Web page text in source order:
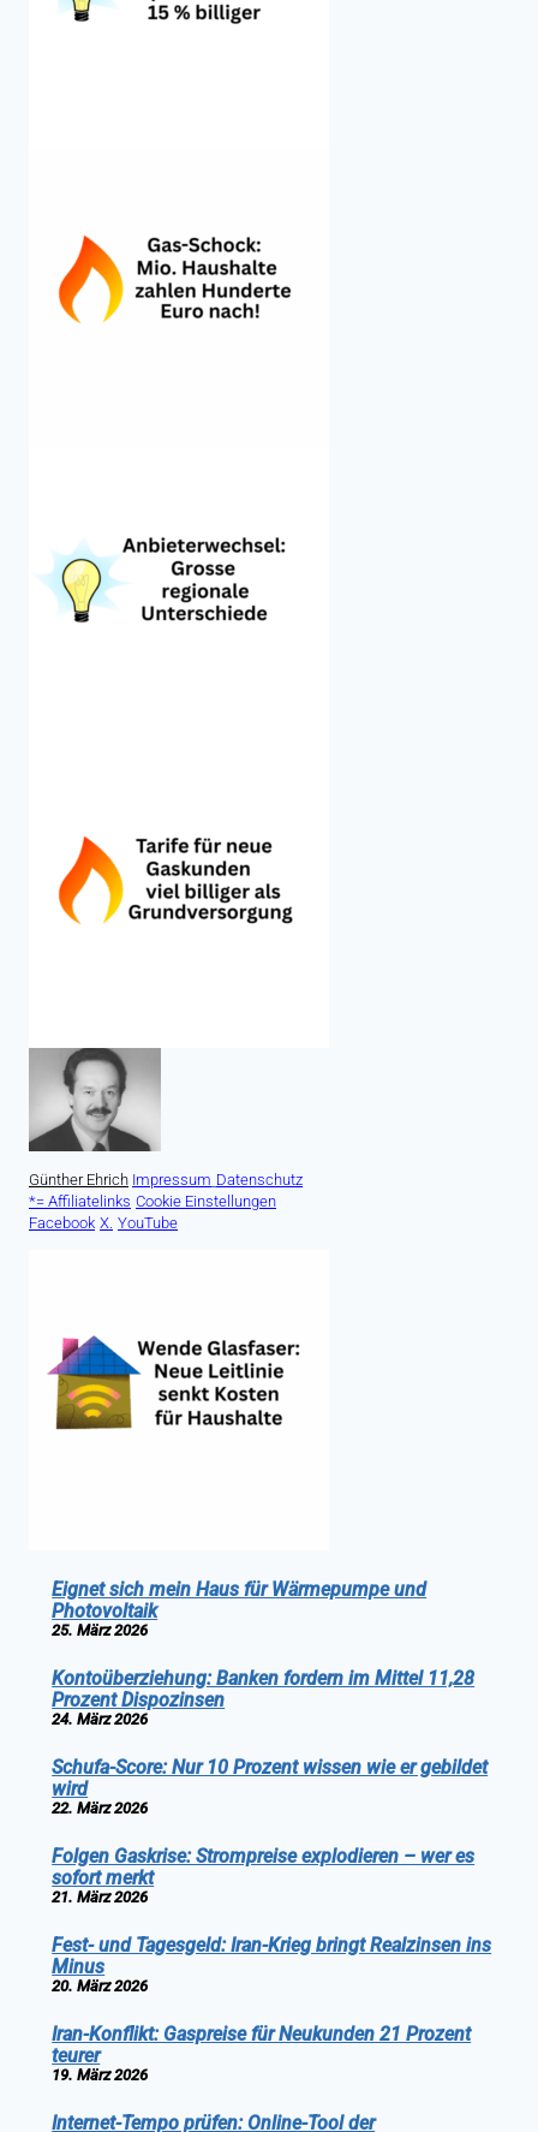
Günther Ehrich Impressum Datenschutz
*= Affiliatelinks Cookie Einstellungen
Facebook X. YouTube
Eignet sich mein Haus für Wärmepumpe und
Photovoltaik
25. März 2026
Kontoüberziehung: Banken fordern im Mittel 11,28
Prozent Dispozinsen
24. März 2026
Schufa-Score: Nur 10 Prozent wissen wie er gebildet
wird
22. März 2026
Folgen Gaskrise: Strompreise explodieren – wer es
sofort merkt
21. März 2026
Fest- und Tagesgeld: Iran-Krieg bringt Realzinsen ins
Minus
20. März 2026
Iran-Konflikt: Gaspreise für Neukunden 21 Prozent
teurer
19. März 2026
Internet-Tempo prüfen: Online-Tool der